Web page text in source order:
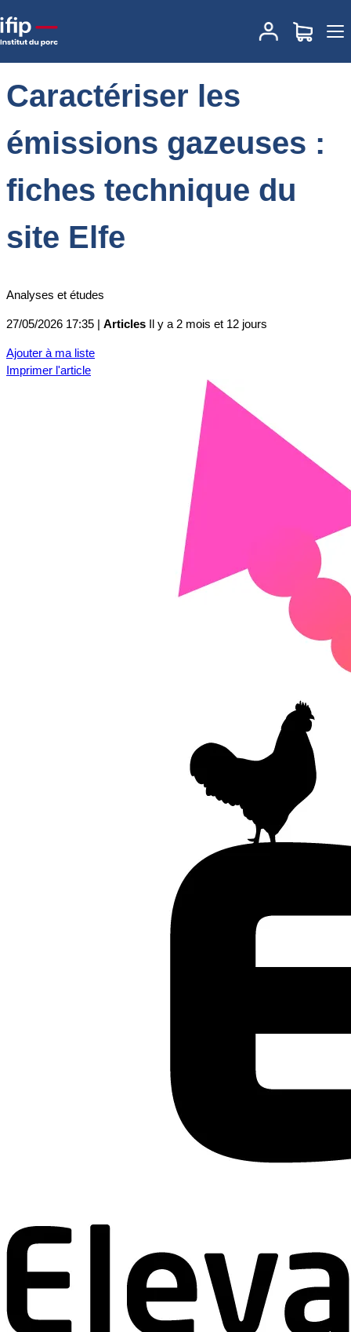
Accueil
Caractériser les émissions gazeuses : fiches
technique du site Elfe
Caractériser les
émissions gazeuses :
fiches technique du
site Elfe
Analyses et études
27/05/2026 17:35 | Articles Il y a 2 mois et 12 jours
Ajouter à ma liste
Imprimer l'article